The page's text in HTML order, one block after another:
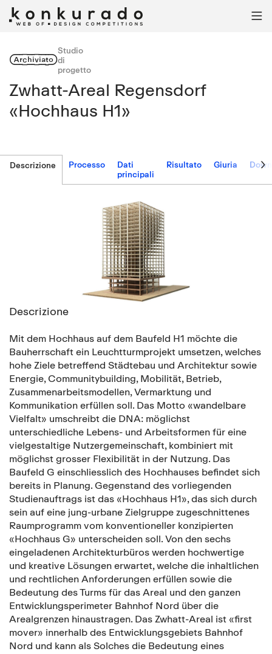

Archiviato
Studio
di
progetto
Zwhatt-Areal Regensdorf
«Hochhaus H1»
Descrizione Processo
Dati
principali
Risultato Giuria 
Descrizione
Mit dem Hochhaus auf dem Baufeld H1 möchte die
Bauherrschaft ein Leuchtturmprojekt umsetzen, welches
hohe Ziele betreffend Städtebau und Architektur sowie
Energie, Communitybuilding, Mobilität, Betrieb,
Zusammenarbeitsmodellen, Vermarktung und
Kommunikation erfüllen soll. Das Motto «wandelbare
Vielfalt» umschreibt die DNA: möglichst
unterschiedliche Lebens- und Arbeitsformen für eine
vielgestaltige Nutzergemeinschaft, kombiniert mit
möglichst grosser Flexibilität in der Nutzung. Das
Baufeld G einschliesslich des Hochhauses befindet sich
bereits in Planung. Gegenstand des vorliegenden
Studienauftrags ist das «Hochhaus H1», das sich durch
sein auf eine jung-urbane Zielgruppe zugeschnittenes
Raumprogramm vom konventioneller konzipierten
«Hochhaus G» unterscheiden soll. Von den sechs
eingeladenen Architekturbüros werden hochwertige
und kreative Lösungen erwartet, welche die inhaltlichen
und rechtlichen Anforderungen erfüllen sowie die
Bedeutung des Turms für das Areal und den ganzen
Entwicklungsperimeter Bahnhof Nord über die
Arealgrenzen hinaustragen. Das Zwhatt-Areal ist «first
mover» innerhalb des Entwicklungsgebiets Bahnhof
Nord und kann als Solches die Bedeutung eines